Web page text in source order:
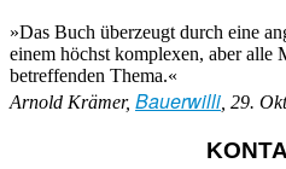
»Das Buch überzeugt durch eine
einem höchst komplexen, aber alle
betreffenden Thema.«
Arnold Krämer, Bauerwilli , 29.